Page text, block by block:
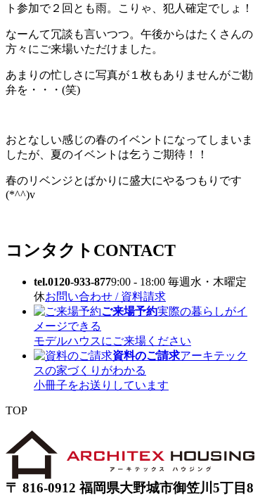
ト参加で２回とも雨。こりゃ、犯人確定でしょ！
なーんて冗談も言いつつ。午後からはたくさんの
方々にご来場いただけました。
あまりの忙しさに写真が１枚もありませんがご勘
弁を・・・(笑)
おとなしい感じの春のイベントになってしまいま
したが、夏のイベントは乞うご期待！！
春のリベンジとばかりに盛大にやるつもりです
(*^^)v
コンタクト CONTACT
tel.0120-933-8779:00 - 18:00 毎週水・木曜定
休お問い合わせ / 資料請求
ご来場予約実際の暮らしがイ
メージできる
モデルハウスにご来場ください
資料のご請求アーキテック
スの家づくりがわかる
小冊子をお送りしています
TOP
〒 816-0912 福岡県大野城市御笠川5丁目8